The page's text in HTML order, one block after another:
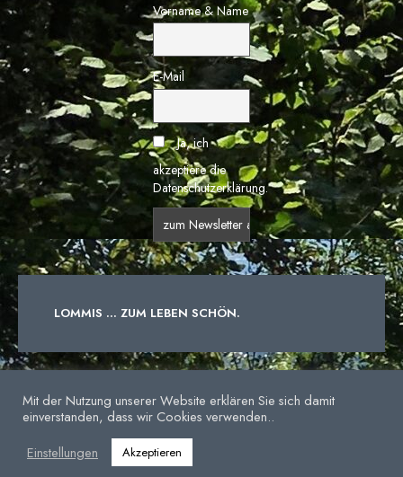
Vorname & Name
E-Mail
Ja, ich
akzeptiere die
Datenschutzerklärung.
LOMMIS ... ZUM LEBEN SCHÖN.
DATENSCHUTZERKLÄRUNG
© 2025 - Gemeinde Lommis
Mit der Nutzung unserer Website erklären Sie sich damit
einverstanden, dass wir Cookies verwenden..
Einstellungen
Akzeptieren